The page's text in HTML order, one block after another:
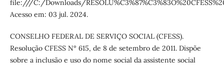
file:///C:/Downloads/
Acesso em: 03 jul. 2024.
CONSELHO FEDERAL DE SERVIÇO SOCIAL (CFESS).
Resolução CFESS N° 615, de 8 de setembro de 2011. Dispõe
sobre a inclusão e uso do nome social da assistente social